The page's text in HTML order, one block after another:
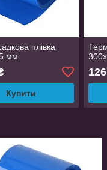
плівка
мм
Купити